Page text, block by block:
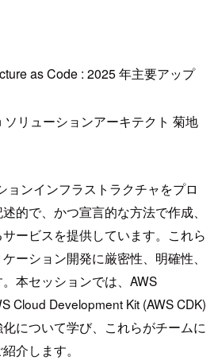
as Code : 2025 年主要アップ
リューションアーキテクト 菊地
ョンインフラストラクチャをプロ
的で、かつ宣言的な方法で作成、
ービスを提供しています。これら
ーション開発に厳密性、明確性、
本セッションでは、AWS
Cloud Development Kit (AWS CDK)
について学び、これらがチームに
介します。